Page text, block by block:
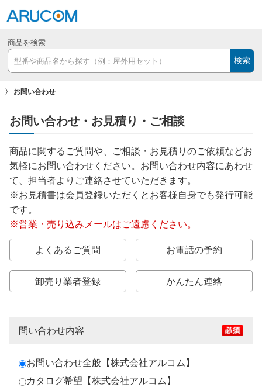
商品を検索
検索
お問い合わせ
お問い合わせ・お見積り・ご相談
商品に関するご質問や、ご相談・お見積りのご依頼などお
気軽にお問い合わせください。お問い合わせ内容にあわせ
て、担当者よりご連絡させていただきます。
※お見積書は会員登録いただくとお客様自身でも発行可能
です。
※営業・売り込みメールはご遠慮ください。
よくあるご質問 お電話の予約
卸売り業者登録 かんたん連絡
問い合わせ内容
お問い合わせ全般【株式会社アルコム】
カタログ希望【株式会社アルコム】